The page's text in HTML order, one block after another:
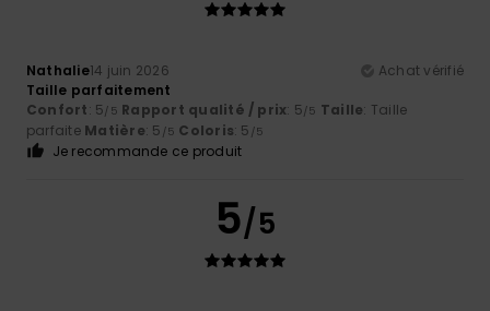
Nathalie14 juin 2026
Achat vérifié
Taille parfaitement
Confort: 5/5 Rapport qualité / prix: 5/5 Taille: Taille
parfaite Matière: 5 /5 Coloris: 5 /5
Je recommande ce produit
5/5